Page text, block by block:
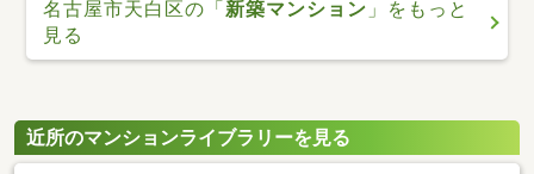
名古屋市天白区の「新築マンション 」をもっと
見る
近所のマンションライブラリーを見る